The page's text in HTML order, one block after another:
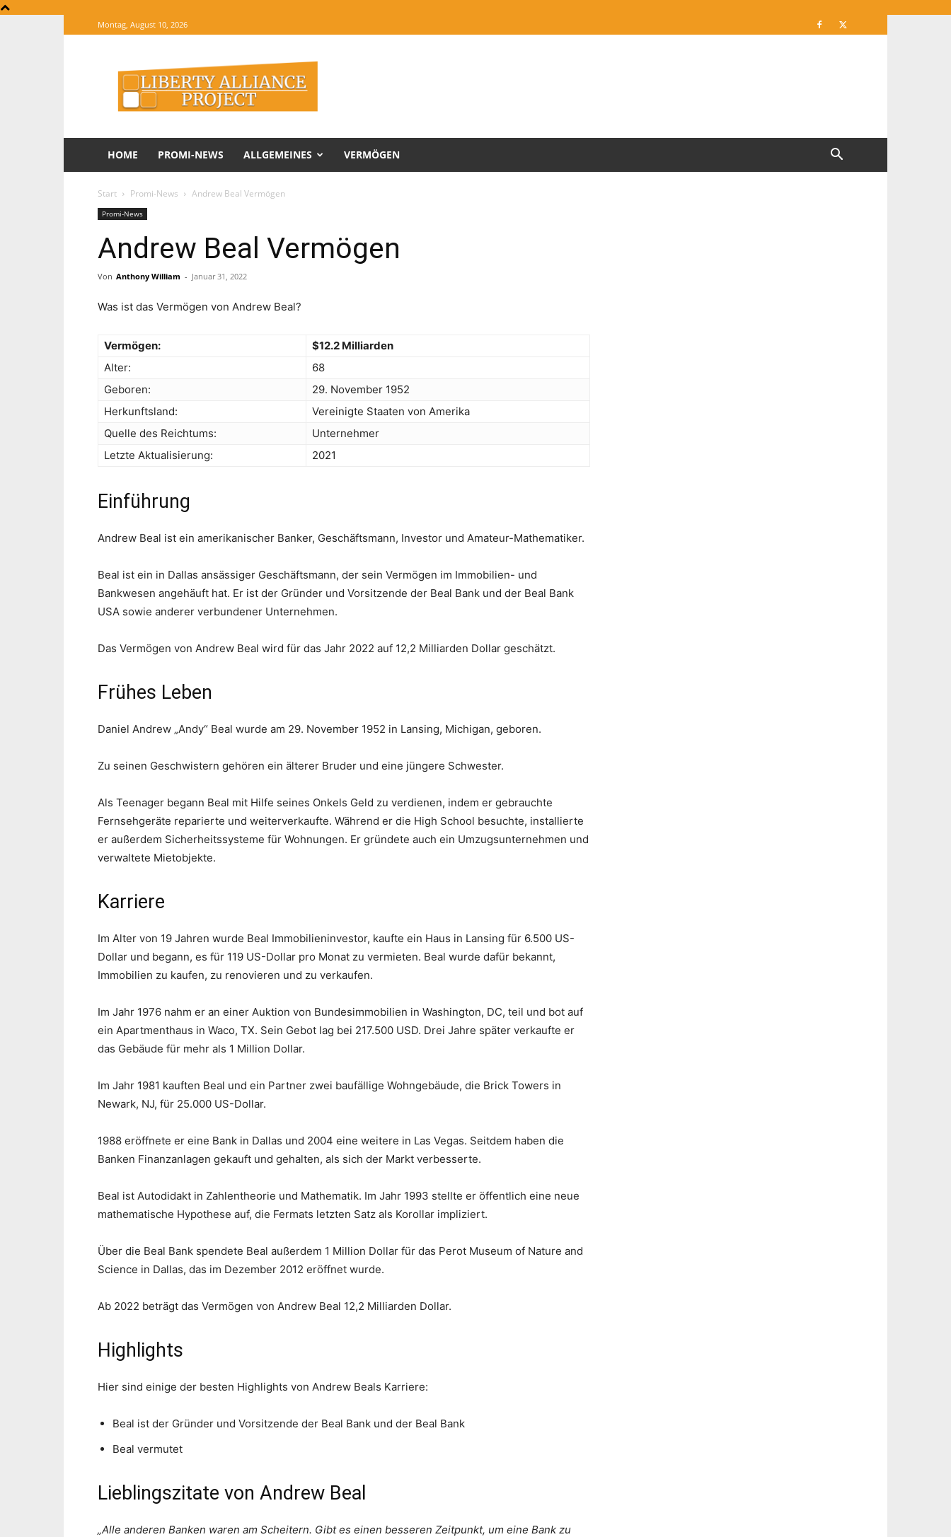
Montag, August 10, 2026
Website
of
Informations
HOME PROMI-NEWS ALLGEMEINES VERMÖGEN
Start Promi-News Andrew Beal Vermögen
Promi-News
Andrew Beal Vermögen
Von Anthony William - Januar 31, 2022
Was ist das Vermögen von Andrew Beal?
Vermögen:
$12.2 Milliarden
Alter:
68
Geboren:
29. November 1952
Herkunftsland:
Vereinigte Staaten von Amerika
Quelle des Reichtums:
Unternehmer
Letzte Aktualisierung:
2021
Einführung
Andrew Beal ist ein amerikanischer Banker, Geschäftsmann, Investor und Amateur-Mathematiker.
Beal ist ein in Dallas ansässiger Geschäftsmann, der sein Vermögen im Immobilien- und
Bankwesen angehäuft hat. Er ist der Gründer und Vorsitzende der Beal Bank und der Beal Bank
USA sowie anderer verbundener Unternehmen.
Das Vermögen von Andrew Beal wird für das Jahr 2022 auf 12,2 Milliarden Dollar geschätzt.
Frühes Leben
Daniel Andrew „Andy“ Beal wurde am 29. November 1952 in Lansing, Michigan, geboren.
Zu seinen Geschwistern gehören ein älterer Bruder und eine jüngere Schwester.
Als Teenager begann Beal mit Hilfe seines Onkels Geld zu verdienen, indem er gebrauchte
Fernsehgeräte reparierte und weiterverkaufte. Während er die High School besuchte, installierte
er außerdem Sicherheitssysteme für Wohnungen. Er gründete auch ein Umzugsunternehmen und
verwaltete Mietobjekte.
Karriere
Im Alter von 19 Jahren wurde Beal Immobilieninvestor, kaufte ein Haus in Lansing für 6.500 US-
Dollar und begann, es für 119 US-Dollar pro Monat zu vermieten. Beal wurde dafür bekannt,
Immobilien zu kaufen, zu renovieren und zu verkaufen.
Im Jahr 1976 nahm er an einer Auktion von Bundesimmobilien in Washington, DC, teil und bot auf
ein Apartmenthaus in Waco, TX. Sein Gebot lag bei 217.500 USD. Drei Jahre später verkaufte er
das Gebäude für mehr als 1 Million Dollar.
Im Jahr 1981 kauften Beal und ein Partner zwei baufällige Wohngebäude, die Brick Towers in
Newark, NJ, für 25.000 US-Dollar.
1988 eröffnete er eine Bank in Dallas und 2004 eine weitere in Las Vegas. Seitdem haben die
Banken Finanzanlagen gekauft und gehalten, als sich der Markt verbesserte.
Beal ist Autodidakt in Zahlentheorie und Mathematik. Im Jahr 1993 stellte er öffentlich eine neue
mathematische Hypothese auf, die Fermats letzten Satz als Korollar impliziert.
Über die Beal Bank spendete Beal außerdem 1 Million Dollar für das Perot Museum of Nature and
Science in Dallas, das im Dezember 2012 eröffnet wurde.
Ab 2022 beträgt das Vermögen von Andrew Beal 12,2 Milliarden Dollar.
Highlights
Hier sind einige der besten Highlights von Andrew Beals Karriere:
Beal ist der Gründer und Vorsitzende der Beal Bank und der Beal Bank
Beal vermutet
Lieblingszitate von Andrew Beal
„Alle anderen Banken waren am Scheitern. Gibt es einen besseren Zeitpunkt, um eine Bank zu